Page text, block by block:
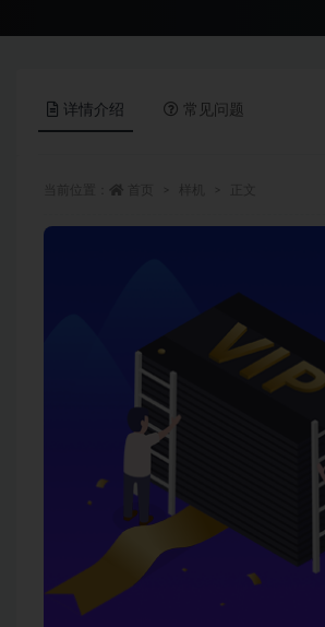
详情介绍 常见问题